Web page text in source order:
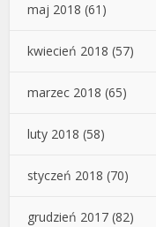
maj 2018 (61)
kwiecień 2018 (57)
marzec 2018 (65)
luty 2018 (58)
styczeń 2018 (70)
grudzień 2017 (82)